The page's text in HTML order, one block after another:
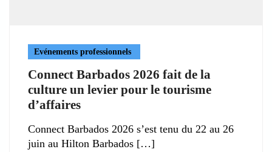
Evénements professionnels
Connect Barbados 2026 fait de la
culture un levier pour le tourisme
d’affaires
Connect Barbados 2026 s’est tenu du 22 au 26
juin au Hilton Barbados